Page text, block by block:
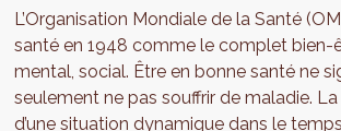
L’Organisation Mondiale de la Santé
santé en 1948 comme le complet bien-
mental, social. Être en bonne santé ne
seulement ne pas souffrir de maladie.
d’une situation dynamique dans le